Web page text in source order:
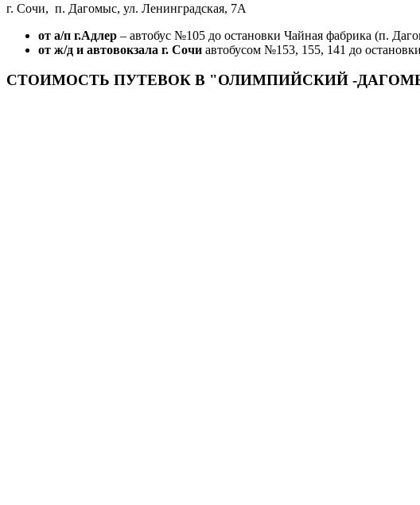
г. Сочи, п. Дагомыс, ул. Ленинградская, 7А
от а/п г.Адлер – автобус №105 до остановки Чайная фабрика (п.
от ж/д и автовокзала г. Сочи автобусом №153, 155, 141 до
СТОИМОСТЬ ПУТЕВОК В "ОЛИМПИЙСКИЙ -